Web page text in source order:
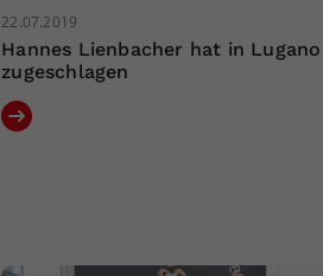
22.07.2019
Hannes Lienbacher hat in Lugano
zugeschlagen